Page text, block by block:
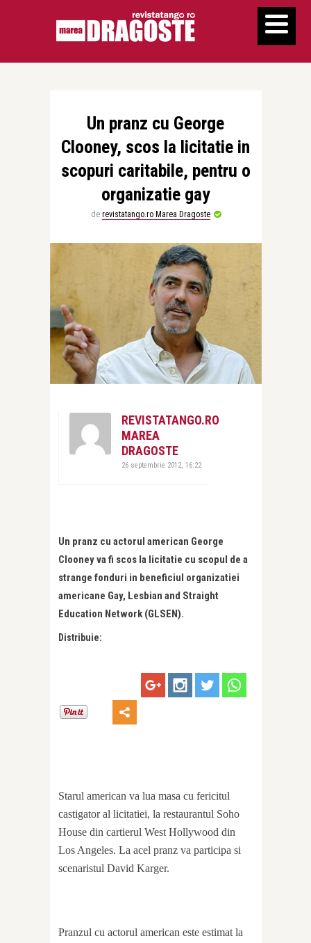
Un pranz cu George
Clooney, scos la licitatie in
scopuri caritabile, pentru o
organizatie gay
de revistatango.ro Marea Dragoste
REVISTATANGO.RO
MAREA
DRAGOSTE
26 septembrie 2012, 16:22
Un pranz cu actorul american George
Clooney va fi scos la licitatie cu scopul de a
strange fonduri in beneficiul organizatiei
americane Gay, Lesbian and Straight
Education Network (GLSEN).
Distribuie:
Starul american va lua masa cu fericitul
castigator al licitatiei, la restaurantul Soho
House din cartierul West Hollywood din
Los Angeles. La acel pranz va participa si
scenaristul David Karger.
Pranzul cu actorul american este estimat la